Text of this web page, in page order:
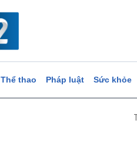
Thể thao Pháp luật Sức khỏe